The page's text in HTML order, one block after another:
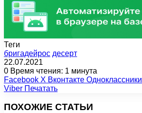
Теги
бригадейрос десерт
22.07.2021
0 Время чтения: 1 минута
Facebook X Вконтакте Одноклассники
Viber Печатать
ПОХОЖИЕ СТАТЬИ